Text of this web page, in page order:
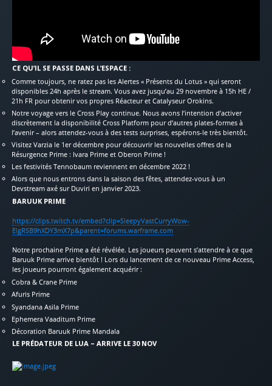
CE QU’IL SE PASSE DANS L’ESPACE :
Comme toujours, ne ratez pas les Alertes « Présents du Lotus » qui seront
disponibles 24h après le stream. Vous avez jusqu’au 29 novembre à 15h HE /
21h FR pour obtenir vos propres Réacteur et Catalyseur Orokins.
Notre voyage vers le Cross Play continue. Nous avons l’intention d’activer
discrètement la disponibilité Cross Platform pour d’autres plates-formes à
l’avenir – alors attendez-vous à des tests surprises, espérons-le très bientôt.
Visitez Varzia le 1er décembre pour découvrir les nouvelles offres de la
Résurgence Prime : Ivara Prime et Oberon Prime !
Les festivités Tennobaum reviennent en décembre 2022 !
Alors que nous entrons dans la saison des fêtes, attendez-vous à un
Devstream axé sur Duviri en janvier 2023.
BARUUK PRIME
https://clips.twitch.tv/embed?clip=SleepyVastCurryWow-
ElgRSB9hXDY3mX7p&parent=forums.warframe.com
Notre prochaine Prime a été révélée. Les joueurs peuvent s’attendre à ce que
Baruuk Prime arrive bientôt ! Lors du lancement de ce nouveau Prime Access,
les joueurs pourront également acquérir :
Cobra & Crane Prime
Afuris Prime
Syandana Asila Prime
Ephemera Vaaditum Prime
Décoration Baruuk Prime Mandala
LE PRÉDATEUR DE LUA – ARRIVE LE 30 NOV